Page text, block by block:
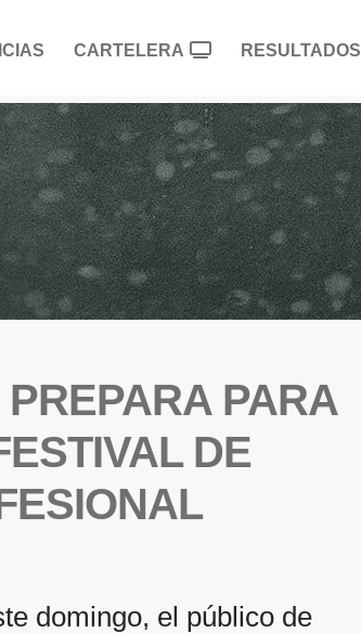
CARTELERA RESULTADOS
PARA
DE
domingo, el público de